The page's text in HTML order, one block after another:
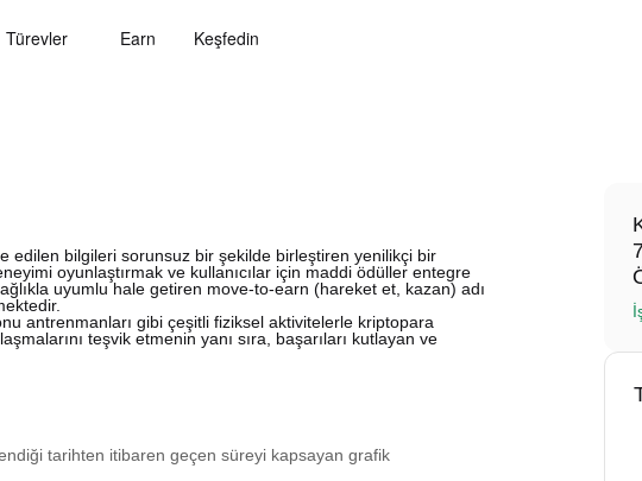
Türevler Earn Keşfedin
edilen bilgileri sorunsuz bir şekilde birleştiren yenilikçi bir
oyunlaştırmak ve kullanıcılar için maddi ödüller entegre
uyumlu hale getiren move-to-earn (hareket et, kazan) adı
antrenmanları gibi çeşitli fiziksel aktivitelerle kriptopara
teşvik etmenin yanı sıra, başarıları kutlayan ve
tarihten itibaren geçen süreyi kapsayan grafik